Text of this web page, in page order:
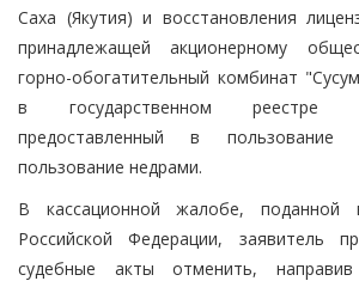
Саха (Якутия) и восстановления
принадлежащей акционерному
горно-обогатительный комбинат
в государственном реестре
предоставленный в
пользование недрами.
В кассационной жалобе, поданной
Российской Федерации, заявитель
судебные акты отменить,